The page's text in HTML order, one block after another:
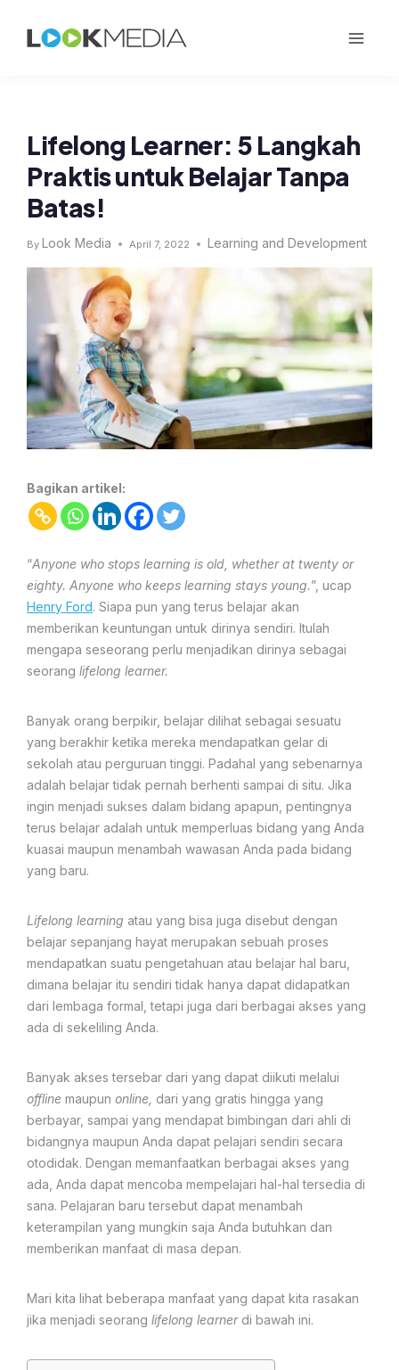
Lifelong Learner: 5 Langkah
Praktis untuk Belajar Tanpa
Batas!
By Look Media April 7, 2022 Learning and Development
Bagikan artikel:
“Anyone who stops learning is old, whether at twenty or
eighty. Anyone who keeps learning stays young.”, ucap
Henry Ford. Siapa pun yang terus belajar akan
memberikan keuntungan untuk dirinya sendiri. Itulah
mengapa seseorang perlu menjadikan dirinya sebagai
seorang lifelong learner.
Banyak orang berpikir, belajar dilihat sebagai sesuatu
yang berakhir ketika mereka mendapatkan gelar di
sekolah atau perguruan tinggi. Padahal yang sebenarnya
adalah belajar tidak pernah berhenti sampai di situ. Jika
ingin menjadi sukses dalam bidang apapun, pentingnya
terus belajar adalah untuk memperluas bidang yang Anda
kuasai maupun menambah wawasan Anda pada bidang
yang baru.
Lifelong learning atau yang bisa juga disebut dengan
belajar sepanjang hayat merupakan sebuah proses
mendapatkan suatu pengetahuan atau belajar hal baru,
dimana belajar itu sendiri tidak hanya dapat didapatkan
dari lembaga formal, tetapi juga dari berbagai akses yang
ada di sekeliling Anda.
Banyak akses tersebar dari yang dapat diikuti melalui
offline maupun online, dari yang gratis hingga yang
berbayar, sampai yang mendapat bimbingan dari ahli di
bidangnya maupun Anda dapat pelajari sendiri secara
otodidak. Dengan memanfaatkan berbagai akses yang
ada, Anda dapat mencoba mempelajari hal-hal tersedia di
sana. Pelajaran baru tersebut dapat menambah
keterampilan yang mungkin saja Anda butuhkan dan
memberikan manfaat di masa depan.
Mari kita lihat beberapa manfaat yang dapat kita rasakan
jika menjadi seorang lifelong learnerdi bawah ini.